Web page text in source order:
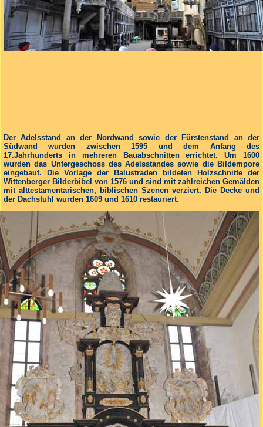
Der Adelsstand an der Nordwand sowie der Fürstenstand an der
Südwand wurden zwischen 1595 und dem Anfang des
17.Jahrhunderts in mehreren Bauabschnitten errichtet. Um 1600
wurden das Untergeschoss des Adelsstandes sowie die Bildempore
eingebaut. Die Vorlage der Balustraden bildeten Holzschnitte der
Wittenberger Bilderbibel von 1576 und sind mit zahlreichen Gemälden
mit alttestamentarischen, biblischen Szenen verziert. Die Decke und
der Dachstuhl wurden 1609 und 1610 restauriert.